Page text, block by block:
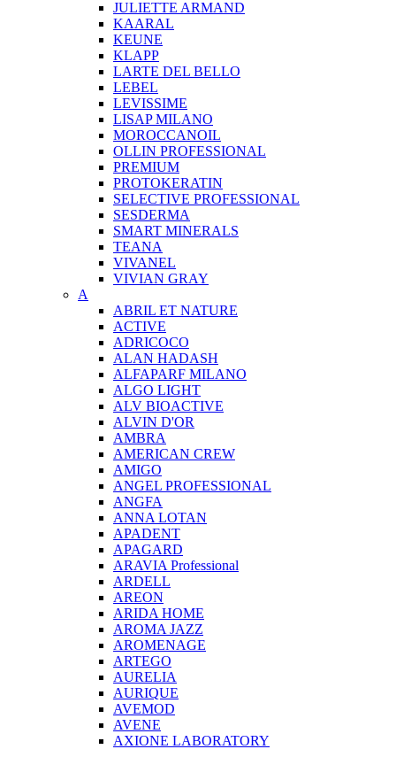
JULIETTE ARMAND
KAARAL
KEUNE
KLAPP
LARTE DEL BELLO
LEBEL
LEVISSIME
LISAP MILANO
MOROCCANOIL
OLLIN PROFESSIONAL
PREMIUM
PROTOKERATIN
SELECTIVE PROFESSIONAL
SESDERMA
SMART MINERALS
TEANA
VIVANEL
VIVIAN GRAY
A
ABRIL ET NATURE
ACTIVE
ADRICOCO
ALAN HADASH
ALFAPARF MILANO
ALGO LIGHT
ALV BIOACTIVE
ALVIN D'OR
AMBRA
AMERICAN CREW
AMIGO
ANGEL PROFESSIONAL
ANGFA
ANNA LOTAN
APADENT
APAGARD
ARAVIA Professional
ARDELL
AREON
ARIDA HOME
AROMA JAZZ
AROMENAGE
ARTEGO
AURELIA
AURIQUE
AVEMOD
AVENE
AXIONE LABORATORY